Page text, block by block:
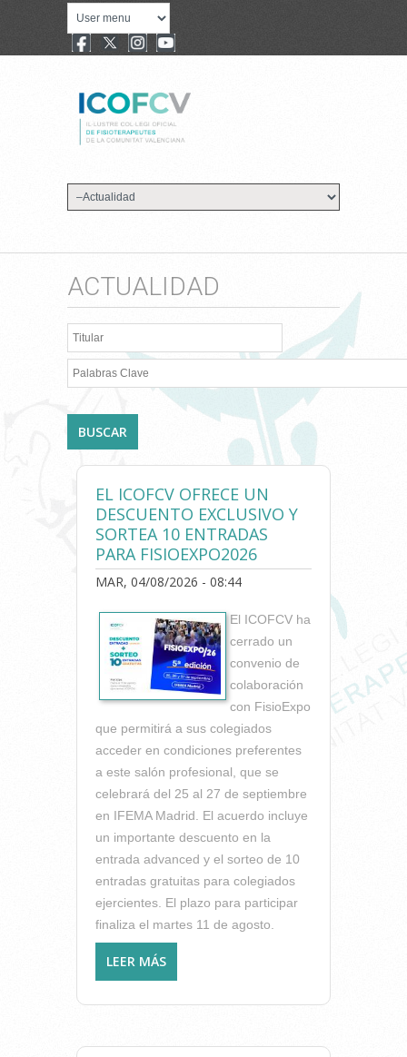
ACTUALIDAD
Titular
Palabras Clave
EL ICOFCV OFRECE UN
DESCUENTO EXCLUSIVO Y
SORTEA 10 ENTRADAS
PARA FISIOEXPO2026
MAR, 04/08/2026 - 08:44
El ICOFCV ha
cerrado un
convenio de
colaboración
con FisioExpo
que permitirá a sus colegiados
acceder en condiciones preferentes
a este salón profesional, que se
celebrará del 25 al 27 de septiembre
en IFEMA Madrid. El acuerdo incluye
un importante descuento en la
entrada advanced y el sorteo de 10
entradas gratuitas para colegiados
ejercientes. El plazo para participar
finaliza el martes 11 de agosto.
LEER MÁS
UN DESCUENTO EXCLUSIVO
Y SORTEA 10 ENTRADAS